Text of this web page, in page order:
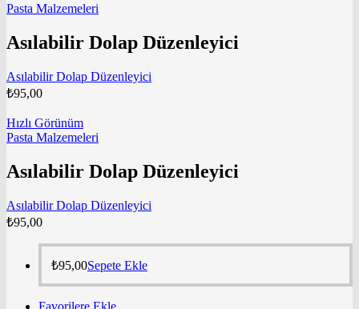
Pasta Malzemeleri
Asılabilir Dolap Düzenleyici
Asılabilir Dolap Düzenleyici
₺95,00
Hızlı Görünüm
Pasta Malzemeleri
Asılabilir Dolap Düzenleyici
Asılabilir Dolap Düzenleyici
₺95,00
₺95,00Sepete Ekle
Favorilere Ekle